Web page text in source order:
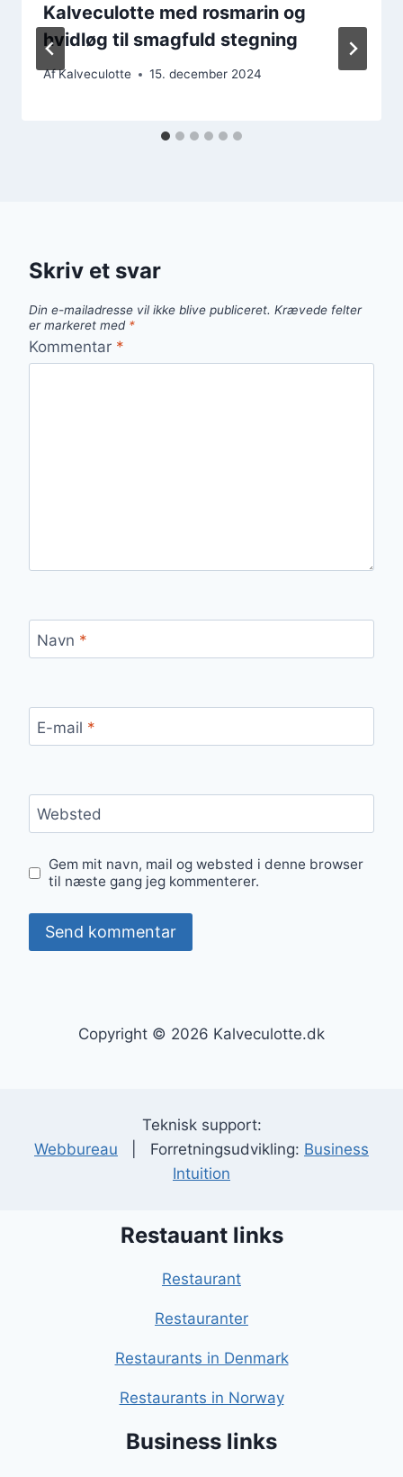
Kalveculotte med rosmarin og
hvidløg til smagfuld stegning
AfKalveculotte 15. december 2024
Skriv et svar
Din e-mailadresse vil ikke blive publiceret. Krævede felter
er markeret med *
Kommentar *
Navn *
E-mail *
Websted
Gem mit navn, mail og websted i denne browser
til næste gang jeg kommenterer.
Copyright © 2026 Kalveculotte.dk
Teknisk support:
Webbureau | Forretningsudvikling: Business
Intuition
Restauant links
Restaurant
Restauranter
Restaurants in Denmark
Restaurants in Norway
Business links